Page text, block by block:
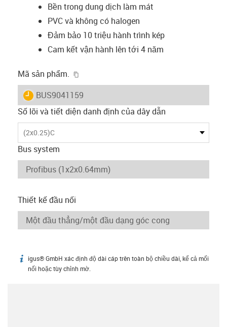
Bền trong dung dịch làm mát
PVC và không có halogen
Đảm bảo 10 triệu hành trình kép
Cam kết vận hành lên tới 4 năm
Mã sản phẩm.
igus-icon-lieferzeit
BUS9041159
Số lõi và tiết diện danh định của dây dẫn
(2x0.25)C
Bus system
Thiết kế đầu nối
igus-icon-info
igus® GmbH xác định độ dài cáp trên toàn bộ chiều dài, kể cả mối
nối hoặc tùy chỉnh mờ.